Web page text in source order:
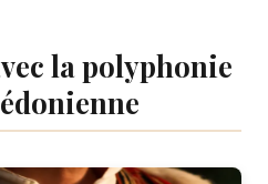
la polyphonie